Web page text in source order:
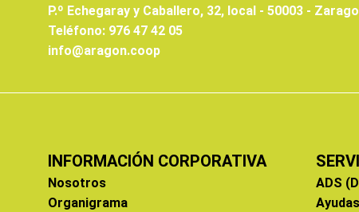
P.º Echegaray y Caballero, 32, local - 50003 -
Teléfono: 976 47 42 05
info@aragon.coop
INFORMACIÓN CORPORATIVA
Nosotros
Organigrama
ADS
Ayudas